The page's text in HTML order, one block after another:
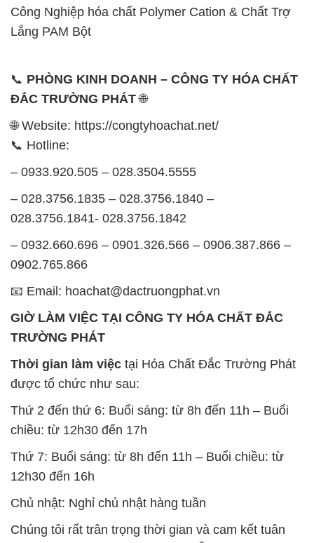
Công Nghiệp hóa chất Polymer Cation & Chất Trợ
Lắng PAM Bột
📞 PHÒNG KINH DOANH – CÔNG TY HÓA CHẤT
ĐẮC TRƯỜNG PHÁT🌐
🌐 Website: https://congtyhoachat.net/
📞 Hotline:
– 0933.920.505 – 028.3504.5555
– 028.3756.1835 – 028.3756.1840 –
028.3756.1841- 028.3756.1842
– 0932.660.696 – 0901.326.566 – 0906.387.866 –
0902.765.866
📧 Email: hoachat@dactruongphat.vn
GIỜ LÀM VIỆC TẠI CÔNG TY HÓA CHẤT ĐẮC
TRƯỜNG PHÁT
Thời gian làm việc tại Hóa Chất Đắc Trường Phát
được tổ chức như sau:
Thứ 2 đến thứ 6: Buổi sáng: từ 8h đến 11h – Buổi
chiều: từ 12h30 đến 17h
Thứ 7: Buổi sáng: từ 8h đến 11h – Buổi chiều: từ
12h30 đến 16h
Chủ nhật: Nghỉ chủ nhật hàng tuần
Chúng tôi rất trân trọng thời gian và cam kết tuân